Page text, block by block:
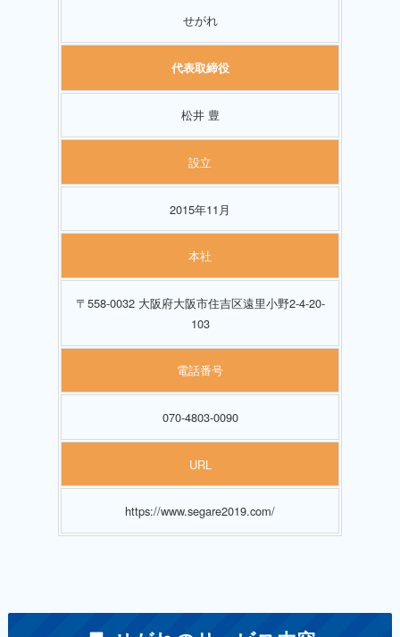
せがれ
代表取締役
松井 豊
設立
2015年11月
本社
〒558-0032 大阪府大阪市住吉区遠里小野2-4-20-
103
電話番号
070-4803-0090
URL
https://www.segare2019.com/